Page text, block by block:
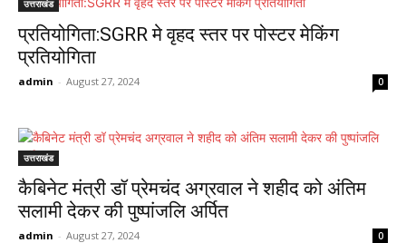
उत्तराखंड
प्रतियोगिता:SGRR मे वृहद स्तर पर पोस्टर मेकिंग
प्रतियोगिता
admin - August 27, 2024 0
उत्तराखंड
कैबिनेट मंत्री डॉ प्रेमचंद अग्रवाल ने शहीद को अंतिम
सलामी देकर की पुष्पांजलि अर्पित
admin - August 27, 2024 0